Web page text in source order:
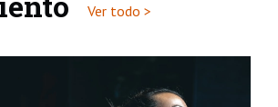
Ver todo >